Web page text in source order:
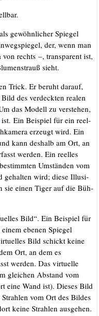
gewöhn­li­cher Spie­gel
der, wenn man
rechts –, trans­pa­rent ist,
sieht.
Trick. Er beruht dar­auf,
des ver­deck­ten rea­len
das Modell zu ver­ste­hen,
ist. Ein Bei­spiel für ein reel­
erzeugt wird. Ein
kann des­halb am Ort, an
wer­den. Ein reel­les
Umstän­den vom
gehal­ten wird; die­se Illu­si­
sie einen Tiger auf die Büh­
Bild“. Ein Bei­spiel für
ebe­nen Spie­gel
Bild schickt kei­ne
Ort, an dem es
wer­den. Das vir­tu­el­le
glei­chen Abstand vom
eine Wand ist). Die­ses Bild
vom Ort des Bil­des
kei­ne Strah­len ausgehen.